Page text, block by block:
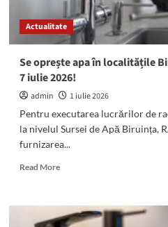
Actualitate
Se oprește apa în localitățile
7 iulie 2026!
admin
1 iulie 2026
Pentru executarea lucrărilor de
la nivelul Sursei de Apă Biruința,
furnizarea...
Read MoreRead
Se
oprește